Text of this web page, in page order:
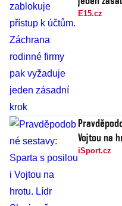
E15.cz
Vojtou na
iSport.cz